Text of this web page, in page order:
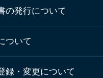
の発行について
ついて
録・変更について